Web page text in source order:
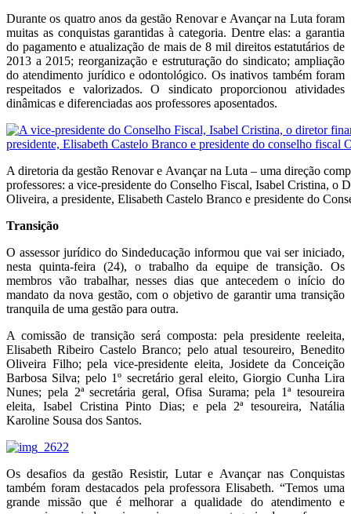
Durante os quatro anos da gestão Renovar e Avançar na Luta foram
muitas as conquistas garantidas à categoria. Dentre elas: a garantia
do pagamento e atualização de mais de 8 mil direitos estatutários de
2013 a 2015; reorganização e estruturação do sindicato; ampliação
do atendimento jurídico e odontológico. Os inativos também foram
respeitados e valorizados. O sindicato proporcionou atividades
dinâmicas e diferenciadas aos professores aposentados.
A diretoria da gestão Renovar e Avançar na Luta – uma direção
professores: a vice-presidente do Conselho Fiscal, Isabel Cristina, o
Oliveira, a presidente, Elisabeth Castelo Branco e presidente do
Transição
O assessor jurídico do Sindeducação informou que vai ser iniciado,
nesta quinta-feira (24), o trabalho da equipe de transição. Os
membros vão trabalhar, nesses dias que antecedem o início do
mandato da nova gestão, com o objetivo de garantir uma transição
tranquila de uma gestão para outra.
A comissão de transição será composta: pela presidente reeleita,
Elisabeth Ribeiro Castelo Branco; pelo atual tesoureiro, Benedito
Oliveira Filho; pela vice-presidente eleita, Josidete da Conceição
Barbosa Silva; pelo 1º secretário geral eleito, Giorgio Cunha Lira
Nunes; pela 2ª secretária geral, Ofisa Surama; pela 1ª tesoureira
eleita, Isabel Cristina Pinto Dias; e pela 2ª tesoureira, Natália
Karoline Sousa dos Santos.
Os desafios da gestão Resistir, Lutar e Avançar nas Conquistas
também foram destacados pela professora Elisabeth. “Temos uma
grande missão que é melhorar a qualidade do atendimento e